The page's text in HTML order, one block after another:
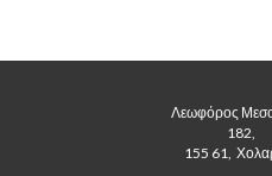
Λεωφόρος
182,
155 61,